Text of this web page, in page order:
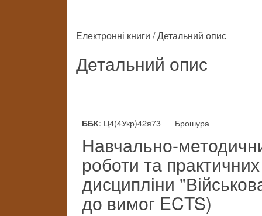
Електронні книги / Детальний опис
Детальний опис
ББК: Ц4(4Укр)42я73 Брошура
Навчально-
роботи та
дисципліни
до вимог ECTS)